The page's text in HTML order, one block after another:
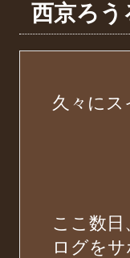
西京ろう
久々に
ここ数
ログを